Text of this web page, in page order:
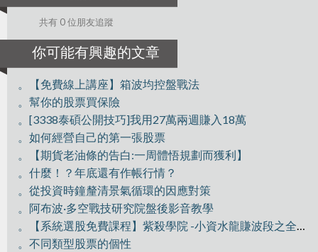
共有 0 位朋友追蹤
你可能有興趣的文章
。【免費線上講座】箱波均控盤戰法
。幫你的股票買保險
。[3338泰碩公開技巧]我用27萬兩週賺入18萬
。如何經營自己的第一張股票
。【期貨老油條的告白:一周體悟規劃而獲利】
。什麼！？年底還有作帳行情？
。從投資時鐘釐清景氣循環的因應對策
。阿布波·多空戰技研究院盤後影音教學
。不同類型股票的個性